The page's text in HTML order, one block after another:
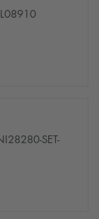
SET-